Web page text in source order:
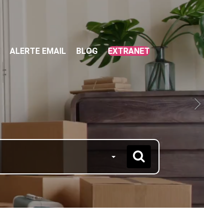
ALERTE EMAIL BLOG EXTRANET